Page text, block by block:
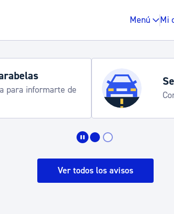
Menú Mi
Espacio
para informarte de
Ver todos los avisos